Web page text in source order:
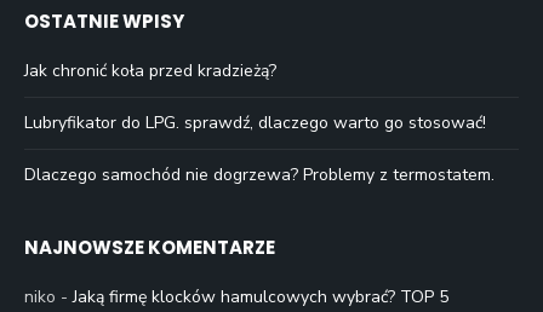
OSTATNIE WPISY
Jak chronić koła przed kradzieżą?
Lubryfikator do LPG. sprawdź, dlaczego warto go stosować!
Dlaczego samochód nie dogrzewa? Problemy z termostatem.
NAJNOWSZE KOMENTARZE
niko -Jaką firmę klocków hamulcowych wybrać? TOP 5